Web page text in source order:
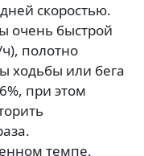
скоростью.
очень быстрой
полотно
ходьбы или бега
при этом
темпе.